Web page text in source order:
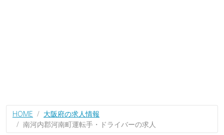
HOME
大阪府の求人情報
南河内郡河南町運転手・ドライバーの求人